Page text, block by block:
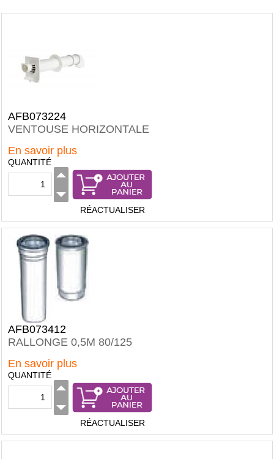
AFB073224
VENTOUSE HORIZONTALE
En savoir plus
QUANTITÉ
RÉACTUALISER
AFB073412
RALLONGE 0,5M 80/125
En savoir plus
QUANTITÉ
RÉACTUALISER